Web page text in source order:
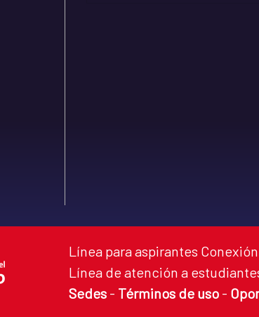
Línea para aspirantes Conexión
Línea de atención a
Sedes - Términos de uso -